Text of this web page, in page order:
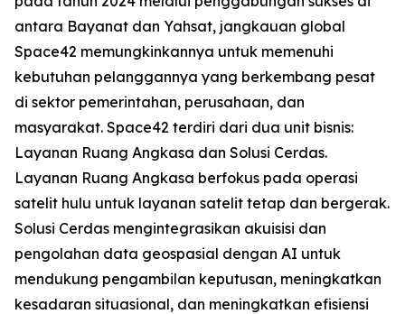
antara Bayanat dan Yahsat, jangkauan global
Space42 memungkinkannya untuk memenuhi
kebutuhan pelanggannya yang berkembang pesat
di sektor pemerintahan, perusahaan, dan
masyarakat. Space42 terdiri dari dua unit bisnis:
Layanan Ruang Angkasa dan Solusi Cerdas.
Layanan Ruang Angkasa berfokus pada operasi
satelit hulu untuk layanan satelit tetap dan bergerak.
Solusi Cerdas mengintegrasikan akuisisi dan
pengolahan data geospasial dengan AI untuk
mendukung pengambilan keputusan, meningkatkan
kesadaran situasional, dan meningkatkan efisiensi